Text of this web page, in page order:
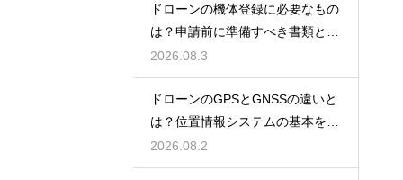
ドローンの機体登録に必要なもの
は？申請前に準備すべき書類と情
報
2026.08.3
ドローンのGPSとGNSSの違いと
は？位置情報システムの基本を解
説
2026.08.2